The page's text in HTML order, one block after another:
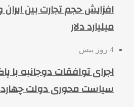
میلیارد دلار
4 روز پیش
اجرای توافقات دوجانبه با
سیاست محوری دولت